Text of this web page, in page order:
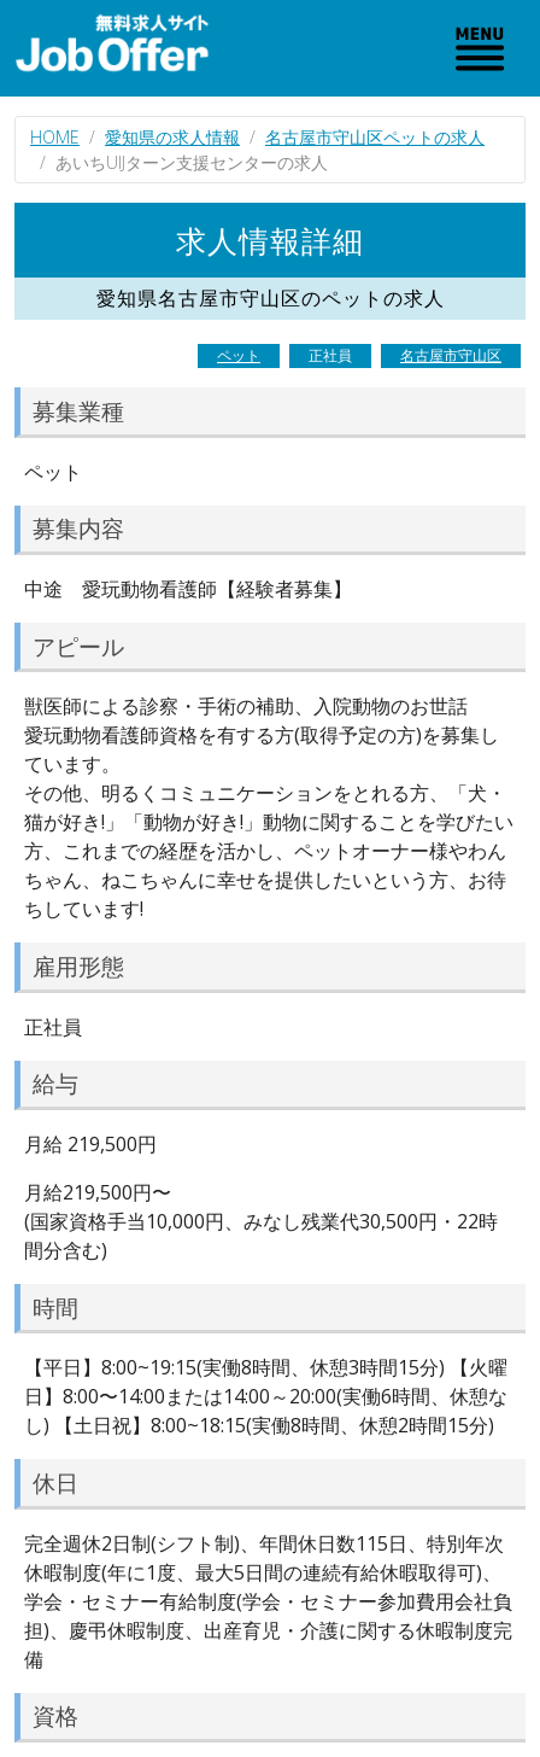
HOME 愛知県の求人情報
名古屋市守山区ペットの求人
あいちUIJターン支援センターの求人
求人情報詳細
愛知県名古屋市守山区のペットの求人
ペット 正社員 名古屋市守山区
募集業種
ペット
募集内容
中途 愛玩動物看護師【経験者募集】
アピール
獣医師による診察・手術の補助、入院動物のお世話
愛玩動物看護師資格を有する方(取得予定の方)を募集し
ています。
その他、明るくコミュニケーションをとれる方、「犬・
猫が好き!」「動物が好き!」動物に関することを学びたい
方、これまでの経歴を活かし、ペットオーナー様やわん
ちゃん、ねこちゃんに幸せを提供したいという方、お待
ちしています!
雇用形態
正社員
給与
月給 219,500円
月給219,500円〜
(国家資格手当10,000円、みなし残業代30,500円・22時
間分含む)
時間
【平日】8:00~19:15(実働8時間、休憩3時間15分) 【火曜
日】8:00〜14:00または14:00～20:00(実働6時間、休憩な
し) 【土日祝】8:00~18:15(実働8時間、休憩2時間15分)
休日
完全週休2日制(シフト制)、年間休日数115日、特別年次
休暇制度(年に1度、最大5日間の連続有給休暇取得可)、
学会・セミナー有給制度(学会・セミナー参加費用会社負
担)、慶弔休暇制度、出産育児・介護に関する休暇制度完
備
資格